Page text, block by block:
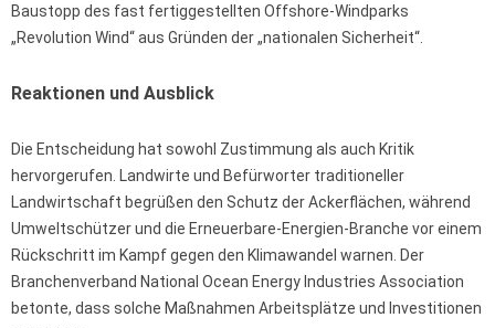
Baustopp des fast fertiggestellten Offshore-Windparks
„Revolution Wind“ aus Gründen der „nationalen Sicherheit“.
Reaktionen und Ausblick
Die Entscheidung hat sowohl Zustimmung als auch Kritik
hervorgerufen. Landwirte und Befürworter traditioneller
Landwirtschaft begrüßen den Schutz der Ackerflächen, während
Umweltschützer und die Erneuerbare-Energien-Branche vor einem
Rückschritt im Kampf gegen den Klimawandel warnen. Der
Branchenverband National Ocean Energy Industries Association
betonte, dass solche Maßnahmen Arbeitsplätze und Investitionen